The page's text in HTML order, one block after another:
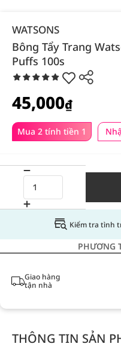
WATSONS
Bông Tẩy Trang
Puffs 100s
Mua 2 tính tiền 1
45,000₫
Kiểm tra tình
PHƯƠNG
Giao hàng
tận nhà
THÔNG TIN SẢN